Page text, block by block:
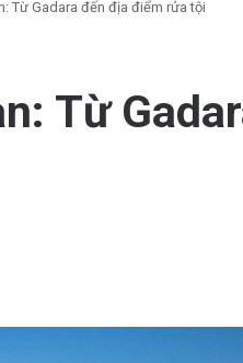
Từ Gadara đến địa điểm rửa tội
Từ